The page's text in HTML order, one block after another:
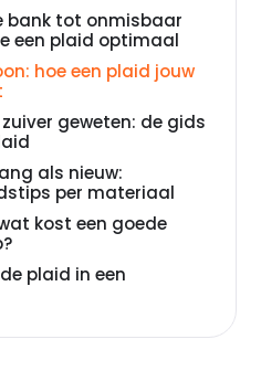
bank tot onmisbaar
een plaid optimaal
hoe een plaid jouw
geweten: de gids
als nieuw:
per materiaal
kost een goede
plaid in een